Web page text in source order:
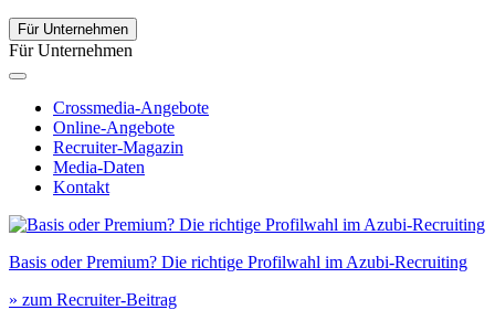
Für Unternehmen
Für Unternehmen
Crossmedia-Angebote
Online-Angebote
Recruiter-Magazin
Media-Daten
Kontakt
Basis oder Premium? Die richtige Profilwahl im Azubi-Recruiting
» zum Recruiter-Beitrag